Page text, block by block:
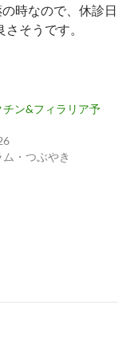
時なので、休診日
そうです。
チン&フィラリア予
・つぶやき